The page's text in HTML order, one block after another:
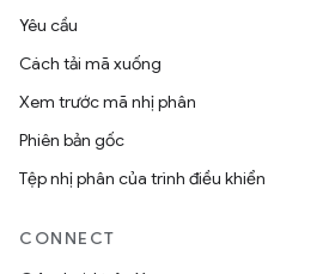
Yêu cầu
Cách tải mã xuống
Xem trước mã nhị phân
Phiên bản gốc
Tệp nhị phân của trình điều khiển
CONNECT